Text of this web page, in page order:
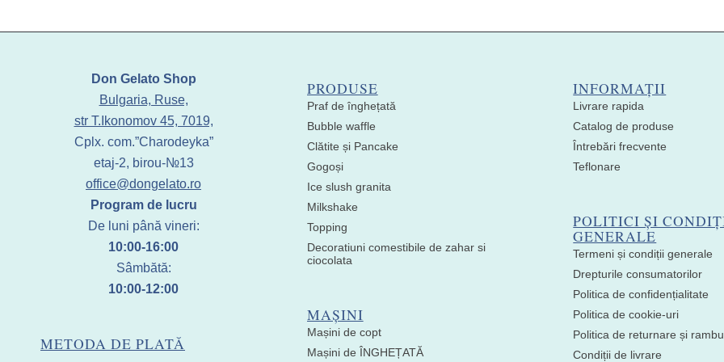
Don Gelato Shop
Bulgaria, Ruse,
str T.Ikonomov 45, 7019,
Cplx. com.”Charodeyka”
etaj-2, birou-№13
office@dongelato.ro
Program de lucru
De luni până vineri:
10:00-16:00
Sâmbătă:
10:00-12:00
METODA DE PLATĂ
PRODUSE
Praf de înghețată
Bubble waffle
Clătite și Pancake
Gogoși
Ice slush granita
Milkshake
Topping
Decoratiuni comestibile de zahar si
ciocolata
MAȘINI
Mașini de copt
Mașini de ÎNGHEȚATĂ
INFORMAȚII
Livrare rapida
Catalog de produse
Întrebări frecvente
Teflonare
POLITICI ȘI
GENERALE
Termeni și condiții generale
Drepturile consumatorilor
Politica de confidențialitate
Politica de cookie-uri
Politica de returnare și
Condiții de livrare